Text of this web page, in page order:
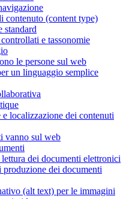
contenuto (content type)
standard
e tassonomie
le persone sul web
un linguaggio semplice
localizzazione dei contenuti
vanno sul web
dei documenti elettronici
dei documenti
(alt text) per le immagini